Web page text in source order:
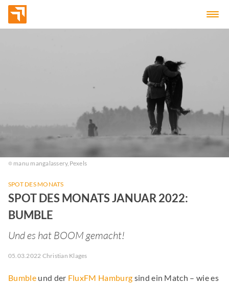
manu mangalassery, Pexels
SPOT DES MONATS
SPOT DES MONATS JANUAR 2022:
BUMBLE
Und es hat BOOM gemacht!
05.03.2022 Christian Klages
Bumbleund der FluxFM Hamburg sind ein Match – wie es